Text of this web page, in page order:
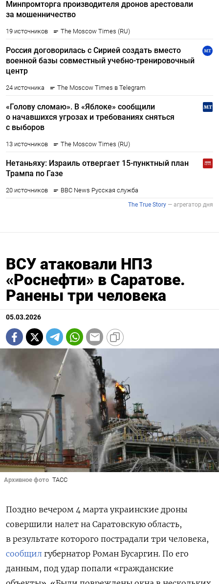
ВСУ атаковали НПЗ
«Роснефти» в Саратове.
Ранены три человека
05.03.2026
Архивное фото ТАСС
Поздно вечером 4 марта украинские дроны
совершили налет на Саратовскую область,
в результате которого пострадали три человека,
сообщил губернатор Роман Бусаргин. По его
данным, под удар попали «гражданские